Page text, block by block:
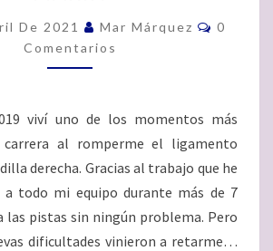
SECRETO
DE
UNA
MARÍN
De 2021 Mar Márquez
0
Comentarios
viví uno de los momentos más
al romperme el ligamento
derecha. Gracias al trabajo que he
todo mi equipo durante más de 7
las pistas sin ningún problema. Pero
dificultades vinieron a retarme…